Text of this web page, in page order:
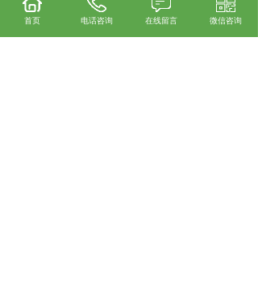
取账户资金或办理账户销户：
首页 电话咨询 在线留言 微信咨询